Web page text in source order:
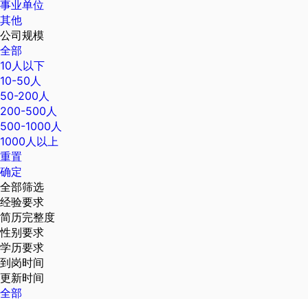
事业单位
其他
公司规模
全部
10人以下
10-50人
50-200人
200-500人
500-1000人
1000人以上
重置
确定
全部筛选
经验要求
简历完整度
性别要求
学历要求
到岗时间
更新时间
全部